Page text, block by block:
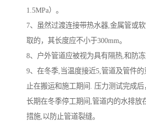
1.5MPa）。
7、虽然过渡连接带热水器,金属管或
取的，其长度应不小于300mm。
8、户外管道应被视为具有隔热,和防冻
9、在冬季,当温度接近5,管道及管件
止在搬运和施工期间. 压力测试完成
长期在冬季停工期间,管道内的水排放
措施,以防止管道裂缝。